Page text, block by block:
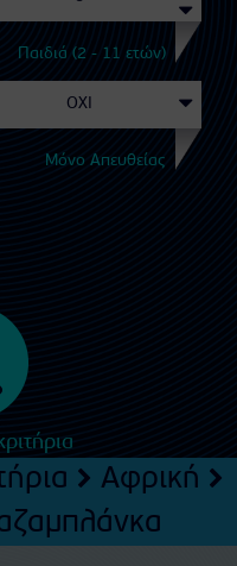
Παιδιά (2 - 11 ετών)
Μόνο Απευθείας
Αφρική